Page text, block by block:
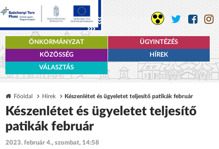
ÖNKORMÁNYZAT
ÜGYINTÉZÉS
KÖZÖSSÉG
HÍREK
VÁLASZTÁS
Főoldal Hírek Készenlétet és ügyeletet teljesítő patikák február
Készenlétet és ügyeletet teljesítő
patikák február
2023. február 4., szombat, 14:58